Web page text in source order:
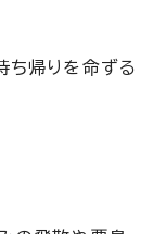
ち帰りを命ずる